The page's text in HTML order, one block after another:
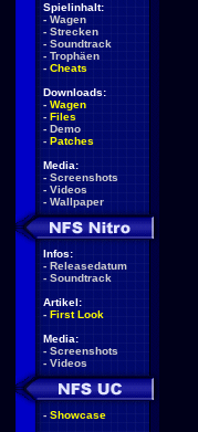
Spielinhalt:
- Wagen
- Strecken
- Soundtrack
- Trophäen
- Cheats
Downloads:
- Wagen
- Files
- Demo
- Patches
Media:
- Screenshots
- Videos
- Wallpaper
Infos:
- Releasedatum
- Soundtrack
Artikel:
- First Look
Media:
- Screenshots
- Videos
- Showcase